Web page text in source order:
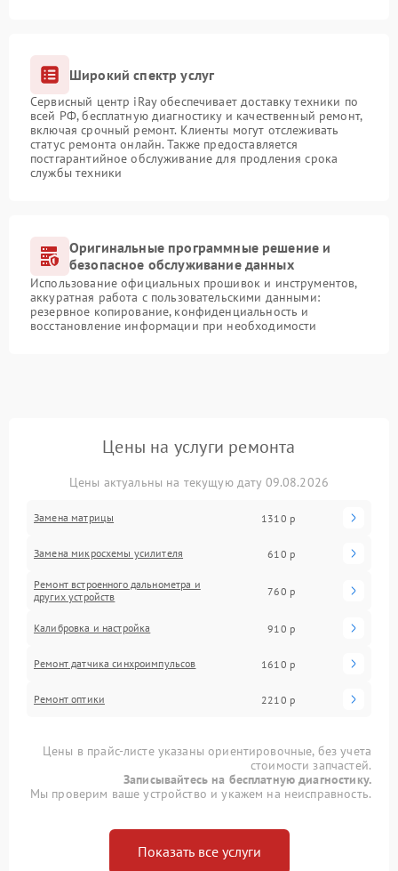
Широкий спектр услуг
Сервисный центр iRay обеспечивает доставку техники по
всей РФ, бесплатную диагностику и качественный ремонт,
включая срочный ремонт. Клиенты могут отслеживать
статус ремонта онлайн. Также предоставляется
постгарантийное обслуживание для продления срока
службы техники
Оригинальные программные решение и
безопасное обслуживание данных
Использование официальных прошивок и инструментов,
аккуратная работа с пользовательскими данными:
резервное копирование, конфиденциальность и
восстановление информации при необходимости
Цены на услуги ремонта
Цены актуальны на текущую дату 09.08.2026
Замена матрицы 1310 р
Замена микросхемы усилителя 610 р
Ремонт встроенного дальнометра и
других устройств
760 р
Калибровка и настройка 910 р
Ремонт датчика синхроимпульсов 1610 р
Ремонт оптики 2210 р
Цены в прайс-листе указаны ориентировочные, без учета
стоимости запчастей.
Записывайтесь на бесплатную диагностику.
Мы проверим ваше устройство и укажем на неисправность.
Показать все услуги